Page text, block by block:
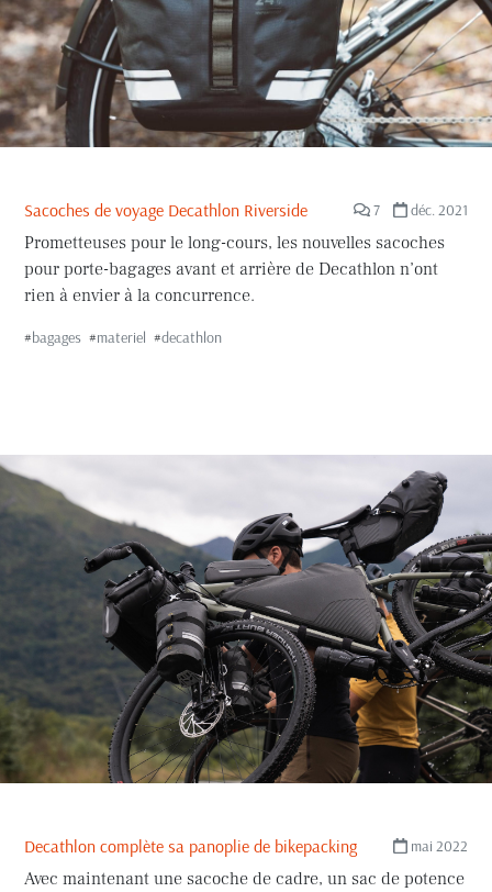
7 déc. 2021
Sacoches de voyage Decathlon Riverside
Prometteuses pour le long-cours, les nouvelles sacoches
pour porte-bagages avant et arrière de Decathlon n’ont
rien à envier à la concurrence.
#bagages #materiel #decathlon
mai 2022
Decathlon complète sa panoplie de bikepacking
Avec maintenant une sacoche de cadre, un sac de potence